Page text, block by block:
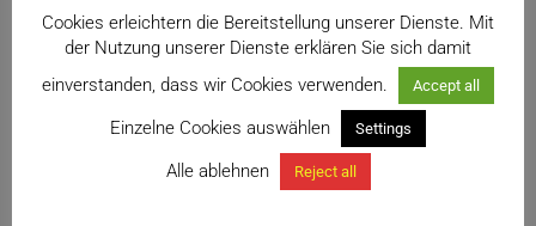
Cookies erleichtern die Bereitstellung unserer Dienste. Mit
der Nutzung unserer Dienste erklären Sie sich damit
einverstanden, dass wir Cookies verwenden.
Accept all
Einzelne Cookies auswählen Settings
Alle ablehnen Reject all